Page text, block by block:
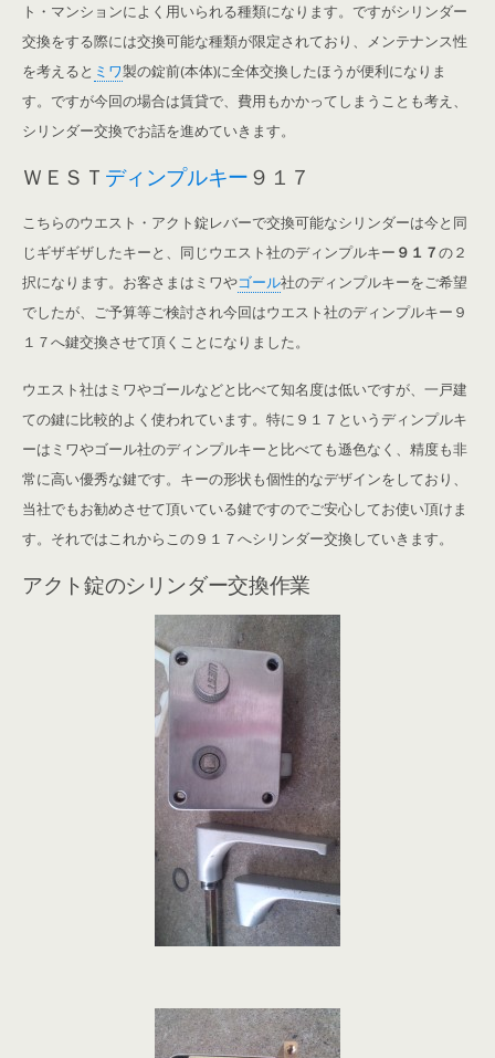
ト・マンションによく用いられる種類になります。ですがシリンダー
交換をする際には交換可能な種類が限定されており、メンテナンス性
を考えると ミワ製の錠前(本体)に全体交換したほうが便利になりま
す。ですが今回の場合は賃貸で、費用もかかってしまうことも考え、
シリンダー交換でお話を進めていきます。
ＷＥＳＴ ディンプルキー９１７
こちらのウエスト・アクト錠レバーで交換可能なシリンダーは今と同
じギザギザしたキーと、同じウエスト社のディンプルキー ９１７の２
択になります。お客さまはミワやゴール社のディンプルキーをご希望
でしたが、ご予算等ご検討され今回はウエスト社のディンプルキー９
１７へ鍵交換させて頂くことになりました。
ウエスト社はミワやゴールなどと比べて知名度は低いですが、一戸建
ての鍵に比較的よく使われています。特に９１７というディンプルキ
ーはミワやゴール社のディンプルキーと比べても遜色なく、精度も非
常に高い優秀な鍵です。キーの形状も個性的なデザインをしており、
当社でもお勧めさせて頂いている鍵ですのでご安心してお使い頂けま
す。それではこれからこの９１７へシリンダー交換していきます。
アクト錠のシリンダー交換作業